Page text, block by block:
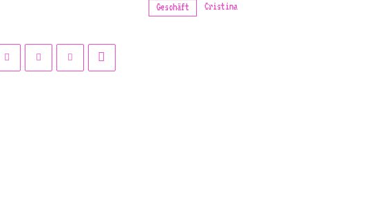
Geschäft Cristina